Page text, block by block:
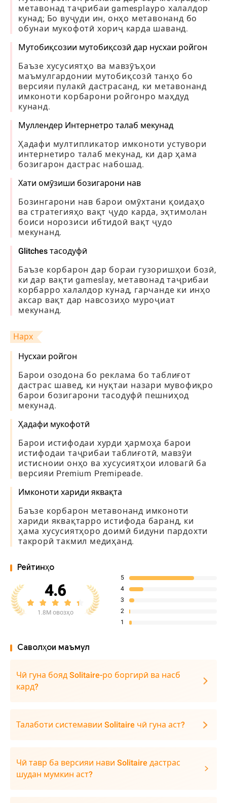
метавонад таҷрибаи gamesplayро халалдор
кунад; Бо вуҷуди ин, онҳо метавонанд бо
обунаи мукофотӣ хориҷ карда шаванд.
Мутобиқсозии мутобиқсозӣ дар нусхаи ройгон
Баъзе хусусиятҳо ва мавзӯъҳои
маъмулгардонии мутобиқсозӣ танҳо бо
версияи пулакӣ дастрасанд, ки метавонанд
имконоти корбарони ройгонро маҳдуд
кунанд.
Муллендер Интернетро талаб мекунад
Ҳадафи мултипликатор имконоти устувори
интернетиро талаб мекунад, ки дар ҳама
бозигарон дастрас набошад.
Хати омӯзиши бозигарони нав
Бозингарони нав барои омӯхтани қоидаҳо
ва стратегияҳо вақт ҷудо карда, эҳтимолан
боиси норозиси ибтидоӣ вақт ҷудо
мекунанд.
Glitches тасодуфӣ
Баъзе корбарон дар бораи гузоришҳои бозӣ,
ки дар вақти gameslay, метавонад таҷрибаи
корбарро халалдор кунад, гарчанде ки инҳо
аксар вақт дар навсозиҳо муроҷиат
мекунанд.
Нарх
Нусхаи ройгон
Барои озодона бо реклама бо таблиғот
дастрас шавед, ки нуқтаи назари мувофиқро
барои бозигарони тасодуфӣ пешниҳод
мекунад.
Ҳадафи мукофотӣ
Барои истифодаи хурди ҳармоҳа барои
истифодаи таҷрибаи таблиғотӣ, мавзӯи
истисноии онҳо ва хусусиятҳои иловагӣ ба
версияи Premium Premipeade.
Имконоти хариди яквақта
Баъзе корбарон метавонанд имконоти
хариди яквақтарро истифода баранд, ки
ҳама хусусиятҳоро доимӣ бидуни пардохти
такрорӣ такмил медиҳанд.
Рейтинҳо
4.6
1.8M овозҳо
5
4
3
2
1
Саволҳои маъмул
Чӣ гуна бояд Solitaire-ро боргирӣ ва насб
кард?
Талаботи системавии Solitaire чӣ гуна аст?
Чӣ тавр ба версияи нави Solitaire дастрас
шудан мумкин аст?